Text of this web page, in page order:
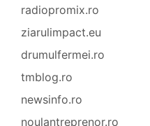
radiopromix.ro
ziarulimpact.eu
drumulfermei.ro
tmblog.ro
newsinfo.ro
noulantreprenor.ro